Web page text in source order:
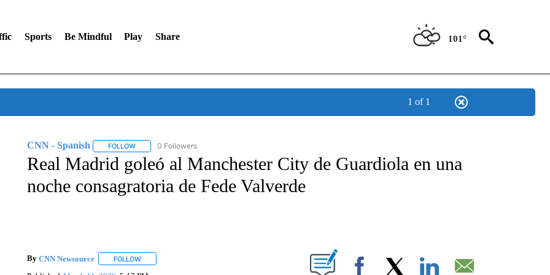
Sports Be Mindful Play Share 101°
1 of 1
CNN - Spanish FOLLOWFOLLOW "CNN - SPANISH" TO RECEIVE NOTIFICATIONS ABOUT NEW PAGES ON "CNN - SPANISH".
0 Followers
Real Madrid goleó al Manchester City de Guardiola en una
noche consagratoria de Fede Valverde
By CNN Newsource FOLLOWFOLLOW "" TO RECEIVE NOTIFICATIONS ABOUT NEW PAGES ON "".